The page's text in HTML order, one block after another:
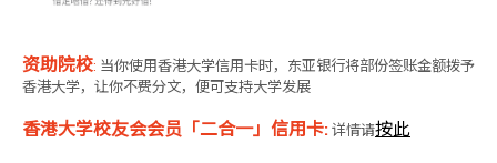
资助院校: 当你使用香港大学信用卡时，东亚银行将部份签账金额拨予
香港大学，让你不费分文，便可支持大学发展
香港大学校友会会员「二合一」信用卡: 详情请按此